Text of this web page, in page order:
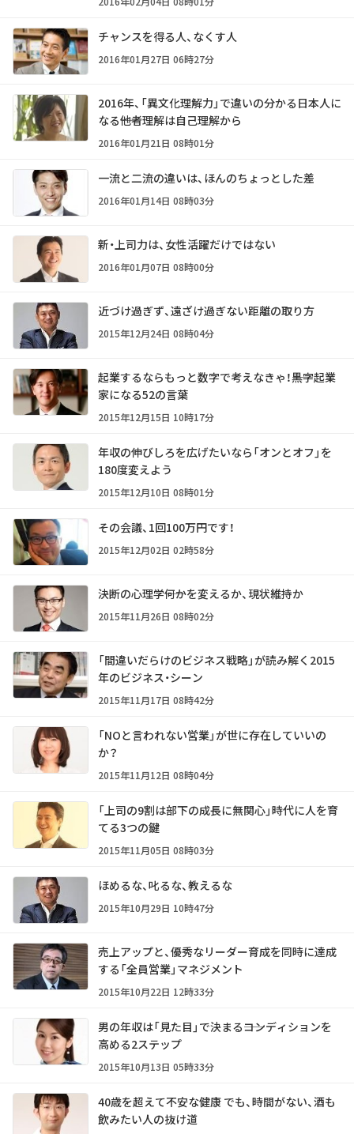
チャンスを得る人、なくす人
2016年01月27日 06時27分
2016年、「異文化理解力」で違いの分かる日本人に
なる――他者理解は自己理解から
2016年01月21日 08時01分
一流と二流の違いは、ほんのちょっとした差
2016年01月14日 08時03分
新・上司力は、女性活躍だけではない
2016年01月07日 08時00分
近づけ過ぎず、遠ざけ過ぎない距離の取り方
2015年12月24日 08時04分
起業するならもっと数字で考えなきゃ！――黒字起業
家になる52の言葉
2015年12月15日 10時17分
年収の伸びしろを広げたいなら「オンとオフ」を
180度変えよう
2015年12月10日 08時01分
その会議、1回100万円です！
2015年12月02日 02時58分
決断の心理学――何かを変えるか、現状維持か
2015年11月26日 08時02分
「間違いだらけのビジネス戦略」が読み解く2015
年のビジネス・シーン
2015年11月17日 08時42分
「NOと言われない営業」が世に存在していいの
か？
2015年11月12日 08時04分
「上司の9割は部下の成長に無関心」時代に人を育
てる3つの鍵
2015年11月05日 08時03分
ほめるな、叱るな、教えるな
2015年10月29日 10時47分
売上アップと、優秀なリーダー育成を同時に達成
する「全員営業」マネジメント
2015年10月22日 12時33分
男の年収は「見た目」で決まる――コンディションを
高める2ステップ
2015年10月13日 05時33分
40歳を超えて不安な健康 でも、時間がない、酒も
飲みたい人の抜け道